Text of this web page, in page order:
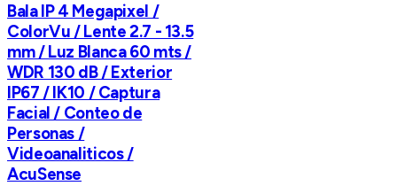
Bala IP 4 Megapixel /
ColorVu / Lente 2.7 - 13.5
mm / Luz Blanca 60 mts /
WDR 130 dB / Exterior
IP67 / IK10 / Captura
Facial / Conteo de
Personas /
Videoanaliticos /
AcuSense